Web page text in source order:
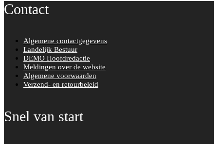
Contact
Algemene contactgegevens
Landelijk Bestuur
DEMO Hoofdredactie
Meldingen over de website
Algemene voorwaarden
Verzend- en retourbeleid
Snel van start